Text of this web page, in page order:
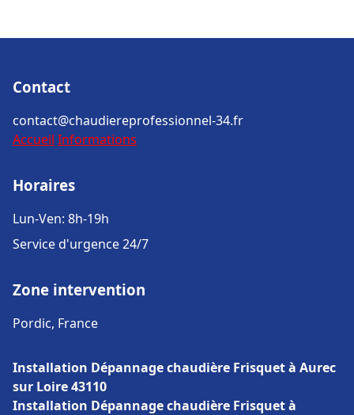
Contact
contact@chaudiereprofessionnel-34.fr
Accueil Informations
Horaires
Lun-Ven: 8h-19h
Service d'urgence 24/7
Zone intervention
Pordic, France
Installation Dépannage chaudière Frisquet à Aurec
sur Loire 43110
Installation Dépannage chaudière Frisquet à